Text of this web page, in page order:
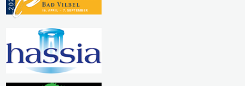
Kreativwerkstatt
Nadel und Faden